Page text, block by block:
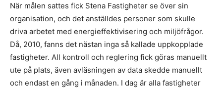
När målen sattes fick Stena Fastigheter se över sin
organisation, och det anställdes personer som skulle
driva arbetet med energieffektivisering och miljöfrågor.
Då, 2010, fanns det nästan inga så kallade uppkopplade
fastigheter. All kontroll och reglering fick göras manuellt
ute på plats, även avläsningen av data skedde manuellt
och endast en gång i månaden. I dag är alla fastigheter